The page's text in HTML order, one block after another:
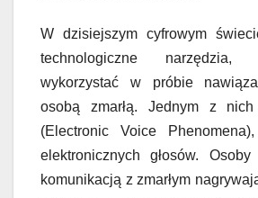
W dzisiejszym cyfrowym
technologiczne
wykorzystać w próbie
osobą zmarłą. Jednym z
(Electronic Voice
elektronicznych głosów. Osoby
komunikacją z zmarłym